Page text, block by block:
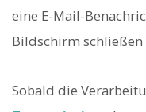
eine E-Mail-
Bildschirm schließen
Sobald die